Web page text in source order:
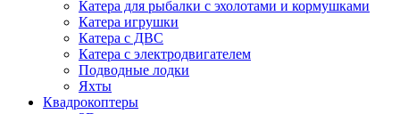
Катера для рыбалки с эхолотами и кормушками
Катера игрушки
Катера с ДВС
Катера с электродвигателем
Подводные лодки
Яхты
Квадрокоптеры